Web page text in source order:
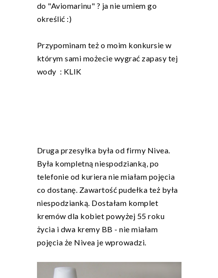
do "Aviomarinu" ? ja nie umiem go
określić :)
Przypominam też o moim konkursie w
którym sami możecie wygrać zapasy tej
wody : KLIK
Druga przesyłka była od firmy Nivea.
Była kompletną niespodzianką, po
telefonie od kuriera nie miałam pojęcia
co dostanę. Zawartość pudełka też była
niespodzianką. Dostałam komplet
kremów dla kobiet powyżej 55 roku
życia i dwa kremy BB - nie miałam
pojęcia że Nivea je wprowadzi.